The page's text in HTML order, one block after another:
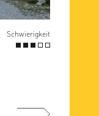
Schwierigkeit